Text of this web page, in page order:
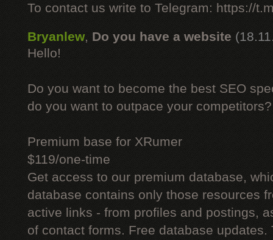
To contact us write to Telegram: https://
Bryanlew, Do you have a website
Hello!
Do you want to become the best SEO
do you want to outpace your competitors?
Premium base for XRumer
$119/one-time
Get access to our premium database,
database contains only those resources
active links - from profiles and postings,
of contact forms. Free database updates.